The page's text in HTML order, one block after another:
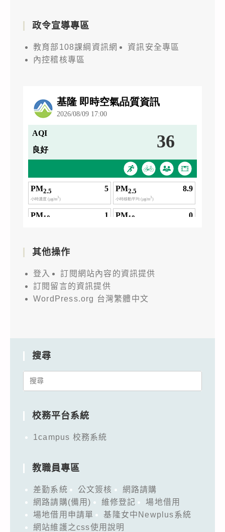
政令宣導專區
教育部108課綱資訊網
資訊安全專區
內控稽核專區
其他操作
登入
訂閱網站內容的資訊提供
訂閱留言的資訊提供
WordPress.org 台灣繁體中文
搜尋
Search
校務平台系統
1campus 校務系統
教職員專區
差勤系統 公文簽核
網路請購
網路請購(備用)
維修登記
場地借用
場地借用申請單
基隆女中Newplus系統
網站維護之css使用說明